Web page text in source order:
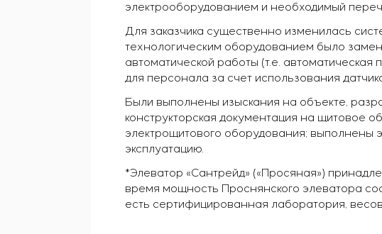
электрооборудованием и необходимый
Для заказчика существенно изменилась
технологическим оборудованием было
автоматической работы (т.е.
для персонала за счет использования
Были выполнены изыскания на объекте,
конструкторская документация на щитовое
электрощитового оборудования; выполнены
эксплуатацию.
*Элеватор «Сантрейд» («Просяная»)
время мощность Проснянского элеватора
есть сертифицированная лаборатория,